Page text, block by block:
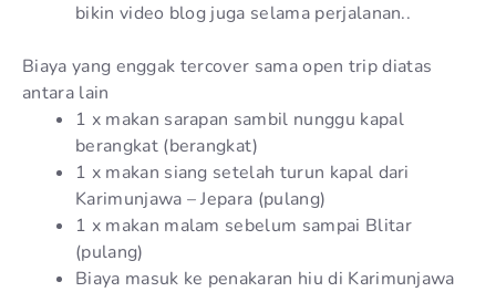
bikin video blog juga selama perjalanan..
Biaya yang enggak tercover sama open trip diatas
antara lain
1 x makan sarapan sambil nunggu kapal
berangkat (berangkat)
1 x makan siang setelah turun kapal dari
Karimunjawa – Jepara (pulang)
1 x makan malam sebelum sampai Blitar
(pulang)
Biaya masuk ke penakaran hiu di Karimunjawa